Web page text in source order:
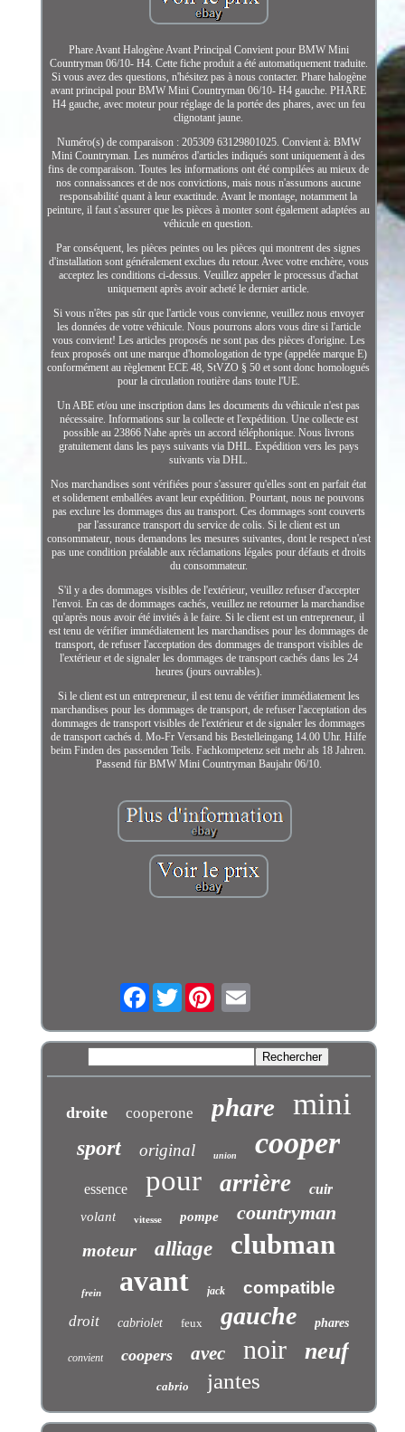
Phare Avant Halogène Avant Principal Convient pour BMW Mini
Countryman 06/10- H4. Cette fiche produit a été automatiquement traduite.
Si vous avez des questions, n'hésitez pas à nous contacter. Phare halogène
avant principal pour BMW Mini Countryman 06/10- H4 gauche. PHARE
H4 gauche, avec moteur pour réglage de la portée des phares, avec un feu
clignotant jaune.
Numéro(s) de comparaison : 205309 63129801025. Convient à: BMW
Mini Countryman. Les numéros d'articles indiqués sont uniquement à des
fins de comparaison. Toutes les informations ont été compilées au mieux de
nos connaissances et de nos convictions, mais nous n'assumons aucune
responsabilité quant à leur exactitude. Avant le montage, notamment la
peinture, il faut s'assurer que les pièces à monter sont également adaptées au
véhicule en question.
Par conséquent, les pièces peintes ou les pièces qui montrent des signes
d'installation sont généralement exclues du retour. Avec votre enchère, vous
acceptez les conditions ci-dessus. Veuillez appeler le processus d'achat
uniquement après avoir acheté le dernier article.
Si vous n'êtes pas sûr que l'article vous convienne, veuillez nous envoyer
les données de votre véhicule. Nous pourrons alors vous dire si l'article
vous convient! Les articles proposés ne sont pas des pièces d'origine. Les
feux proposés ont une marque d'homologation de type (appelée marque E)
conformément au règlement ECE 48, StVZO § 50 et sont donc homologués
pour la circulation routière dans toute l'UE.
Un ABE et/ou une inscription dans les documents du véhicule n'est pas
nécessaire. Informations sur la collecte et l'expédition. Une collecte est
possible au 23866 Nahe après un accord téléphonique. Nous livrons
gratuitement dans les pays suivants via DHL. Expédition vers les pays
suivants via DHL.
Nos marchandises sont vérifiées pour s'assurer qu'elles sont en parfait état
et solidement emballées avant leur expédition. Pourtant, nous ne pouvons
pas exclure les dommages dus au transport. Ces dommages sont couverts
par l'assurance transport du service de colis. Si le client est un
consommateur, nous demandons les mesures suivantes, dont le respect n'est
pas une condition préalable aux réclamations légales pour défauts et droits
du consommateur.
S'il y a des dommages visibles de l'extérieur, veuillez refuser d'accepter
l'envoi. En cas de dommages cachés, veuillez ne retourner la marchandise
qu'après nous avoir été invités à le faire. Si le client est un entrepreneur, il
est tenu de vérifier immédiatement les marchandises pour les dommages de
transport, de refuser l'acceptation des dommages de transport visibles de
l'extérieur et de signaler les dommages de transport cachés dans les 24
heures (jours ouvrables).
Si le client est un entrepreneur, il est tenu de vérifier immédiatement les
marchandises pour les dommages de transport, de refuser l'acceptation des
dommages de transport visibles de l'extérieur et de signaler les dommages
de transport cachés d. Mo-Fr Versand bis Bestelleingang 14.00 Uhr. Hilfe
beim Finden des passenden Teils. Fachkompetenz seit mehr als 18 Jahren.
Passend für BMW Mini Countryman Baujahr 06/10.
FacebookTwitter
droite cooperone phare mini
sport original union cooper
essence pour arrière cuir
volant vitesse pompe countryman
moteur alliage clubman
frein avant jack compatible
droit cabriolet feux gauche phares
convient coopers avec noir neuf
cabrio jantes